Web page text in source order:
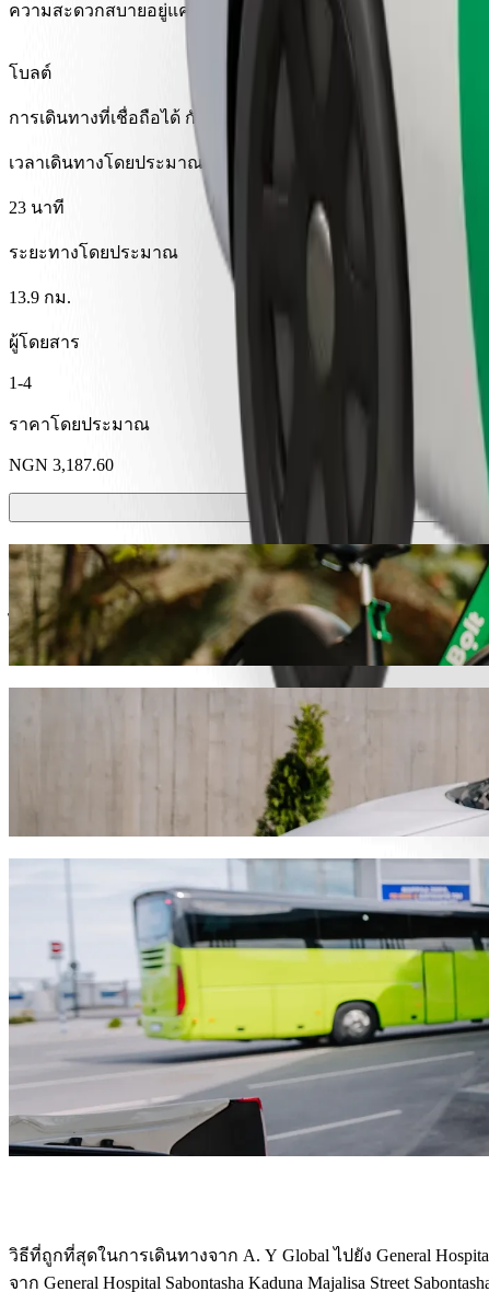
ความสะดวกสบายอยู่แค่ปลายนิ้วสัมผัส!
โบลต์
การเดินทางที่เชื่อถือได้ กับรถขนาดกลางสำหรับทุกวัน
เวลาเดินทางโดยประมาณ
23 นาที
ระยะทางโดยประมาณ
13.9 กม.
ผู้โดยสาร
1-4
ราคาโดยประมาณ
NGN 3,187.60
สกู๊ตเตอร์หรือจักรยานไฟฟ้า
ไปไหนมาไหนใน คาดูนา ด้วยสกู๊ตเตอร์หรือจักรยานไฟฟ้า
ดาวน์โหลดแอป​ Bolt
เดินทางจาก A. Y Global ไปยัง General
เราแนะนำให้คุณเลือกบริการเรียกรถ Bolt หากคุณกำลังมองหารา
นี้จะใช้เวลาประมาณ 23 นาที และมีค่าใช้จ่ายประมาณ NGN
บริการ Bolt เพื่อพาคุณจาก A. Y Global ไป
มีสัมภาระเยอะ? จองรถตู้ขนาด XL ของเราสำหรับผู้โดยสาร
ต้องการเดินทางอย่างหรูหรา? ลองรถพรีเมียมของ Bolt
เดินทางกับเด็ก? เรียกรถที่เหมาะสำหรับเด็กพร้อมที่นั่งเสริม
สัตว์เลี้ยงของคุณไปด้วย? ลองบริการที่รองรับสัตว์เลี้ยงของเรา
ต้องการความช่วยเหลือเพิ่มเติม? หมวดหมู่การช่วยเหลือขอ
ต้องการการเดินทางราคาประหยัด? เพลิดเพลินกับรถขนาดเล็
ดาวน์โหลดแอป​ Bolt
วิธีที่ถูกที่สุดในการเดินทางจาก A. Y Global ไปยัง General Hospital
วิธีที่ราคาประหยัดที่สุดในการเดินทางจาก A. Y Global ไปยัง
จาก General Hospital Sabontasha Kaduna Majalisa Street